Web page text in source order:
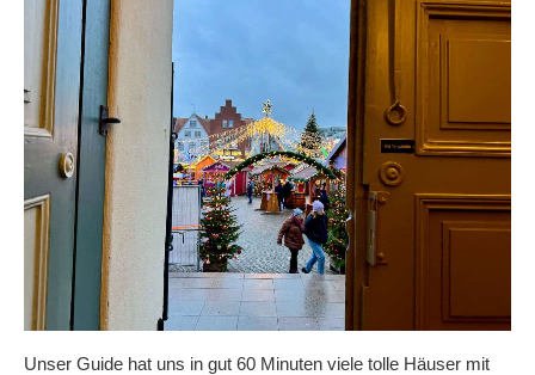
Unser Guide hat uns in gut 60 Minuten viele tolle Häuser mit